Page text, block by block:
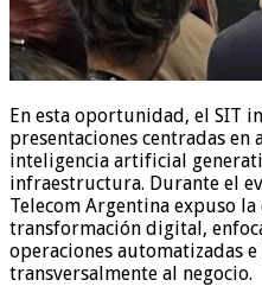
En esta oportunidad, el SIT
presentaciones centradas
inteligencia artificial
infraestructura. Durante el
Telecom Argentina expuso
transformación digital,
operaciones automatizadas
transversalmente al negocio.